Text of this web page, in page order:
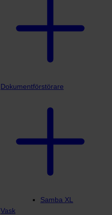
Dokumentförstörare
Samba XL
Vask